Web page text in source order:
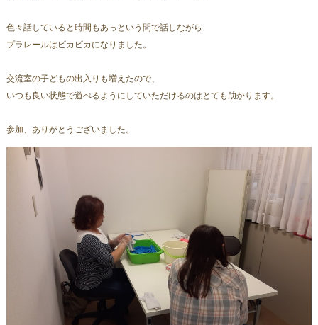
色々話していると時間もあっという間で話しながら
プラレールはピカピカになりました。
交流室の子どもの出入りも増えたので、
いつも良い状態で遊べるようにしていただけるのはとても助かります。
参加、ありがとうございました。